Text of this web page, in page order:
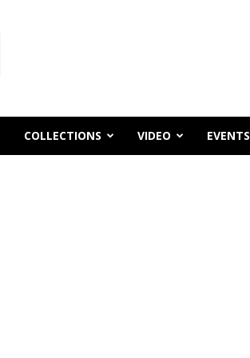
COLLECTIONS VIDEO EVENTS